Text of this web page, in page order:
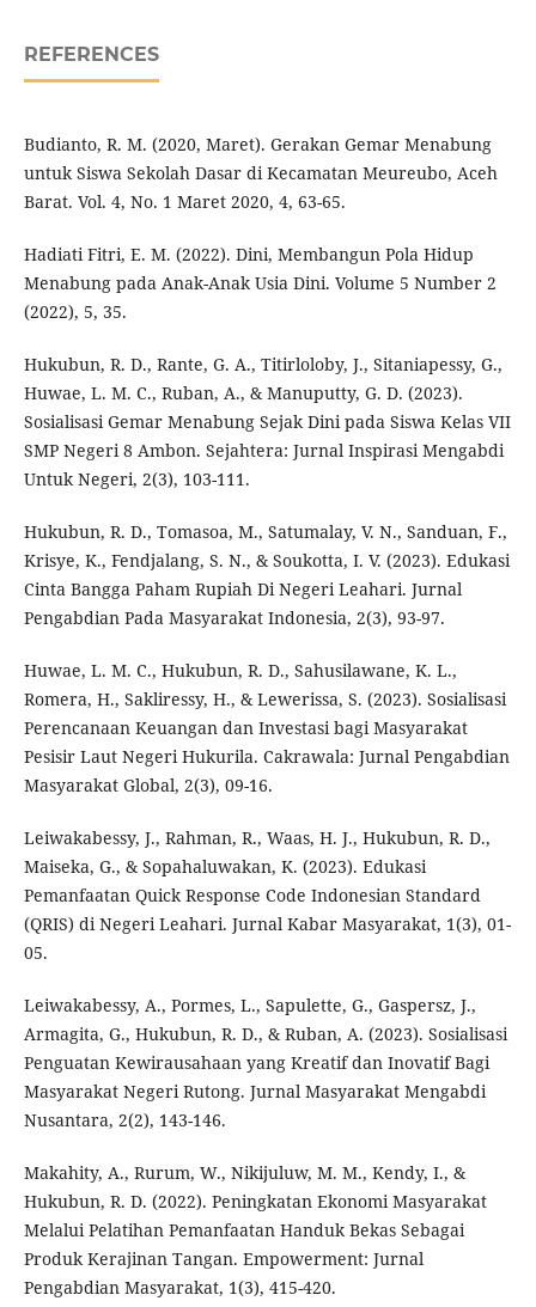
REFERENCES
Budianto, R. M. (2020, Maret). Gerakan Gemar Menabung
untuk Siswa Sekolah Dasar di Kecamatan Meureubo, Aceh
Barat. Vol. 4, No. 1 Maret 2020, 4, 63-65.
Hadiati Fitri, E. M. (2022). Dini, Membangun Pola Hidup
Menabung pada Anak-Anak Usia Dini. Volume 5 Number 2
(2022), 5, 35.
Hukubun, R. D., Rante, G. A., Titirloloby, J., Sitaniapessy, G.,
Huwae, L. M. C., Ruban, A., & Manuputty, G. D. (2023).
Sosialisasi Gemar Menabung Sejak Dini pada Siswa Kelas VII
SMP Negeri 8 Ambon. Sejahtera: Jurnal Inspirasi Mengabdi
Untuk Negeri, 2(3), 103-111.
Hukubun, R. D., Tomasoa, M., Satumalay, V. N., Sanduan, F.,
Krisye, K., Fendjalang, S. N., & Soukotta, I. V. (2023). Edukasi
Cinta Bangga Paham Rupiah Di Negeri Leahari. Jurnal
Pengabdian Pada Masyarakat Indonesia, 2(3), 93-97.
Huwae, L. M. C., Hukubun, R. D., Sahusilawane, K. L.,
Romera, H., Sakliressy, H., & Lewerissa, S. (2023). Sosialisasi
Perencanaan Keuangan dan Investasi bagi Masyarakat
Pesisir Laut Negeri Hukurila. Cakrawala: Jurnal Pengabdian
Masyarakat Global, 2(3), 09-16.
Leiwakabessy, J., Rahman, R., Waas, H. J., Hukubun, R. D.,
Maiseka, G., & Sopahaluwakan, K. (2023). Edukasi
Pemanfaatan Quick Response Code Indonesian Standard
(QRIS) di Negeri Leahari. Jurnal Kabar Masyarakat, 1(3), 01-
05.
Leiwakabessy, A., Pormes, L., Sapulette, G., Gaspersz, J.,
Armagita, G., Hukubun, R. D., & Ruban, A. (2023). Sosialisasi
Penguatan Kewirausahaan yang Kreatif dan Inovatif Bagi
Masyarakat Negeri Rutong. Jurnal Masyarakat Mengabdi
Nusantara, 2(2), 143-146.
Makahity, A., Rurum, W., Nikijuluw, M. M., Kendy, I., &
Hukubun, R. D. (2022). Peningkatan Ekonomi Masyarakat
Melalui Pelatihan Pemanfaatan Handuk Bekas Sebagai
Produk Kerajinan Tangan. Empowerment: Jurnal
Pengabdian Masyarakat, 1(3), 415-420.